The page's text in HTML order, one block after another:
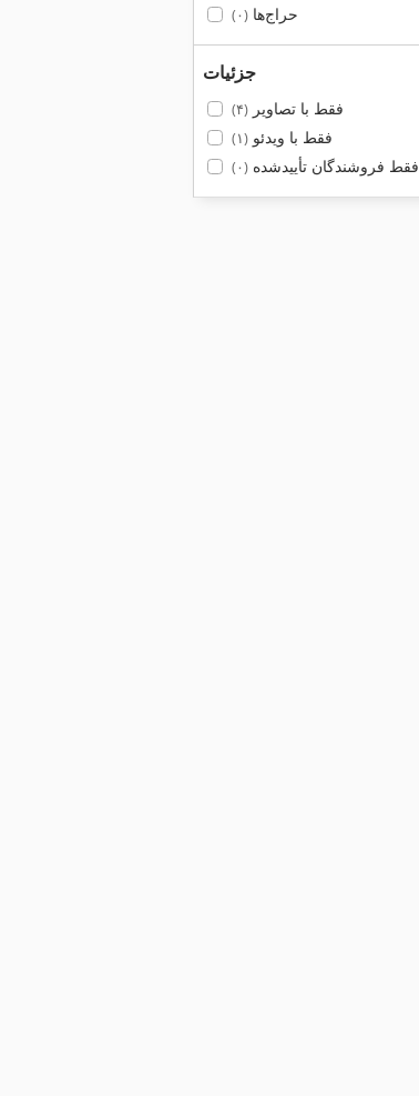
حراج‌ها(۰)
جزئیات
فقط با تصاویر(۴)
فقط با ویدئو(۱)
فقط فروشندگان تأییدشده(۰)